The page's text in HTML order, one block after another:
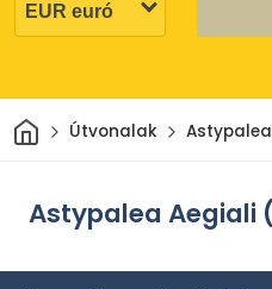
Otthon
Útvonalak
Astypalea Aegiali